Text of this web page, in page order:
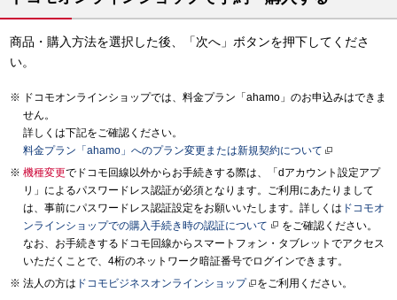
商品・購入方法を選択した後、「次へ」ボタンを押下してくださ
い。
ドコモオンラインショップでは、料金プラン「ahamo」のお申込みはできま
せん。
詳しくは下記をご確認ください。
料金プラン「ahamo」へのプラン変更または新規契約について
機種変更でドコモ回線以外からお手続きする際は、「dアカウント設定アプ
リ」によるパスワードレス認証が必須となります。ご利用にあたりまして
は、事前にパスワードレス認証設定をお願いいたします。詳しくは ドコモオ
ンラインショップでの購入手続き時の認証について
をご確認ください。
なお、お手続きするドコモ回線からスマートフォン・タブレットでアクセス
いただくことで、4桁のネットワーク暗証番号でログインできます。
法人の方は ドコモビジネスオンラインショップ をご利用ください。